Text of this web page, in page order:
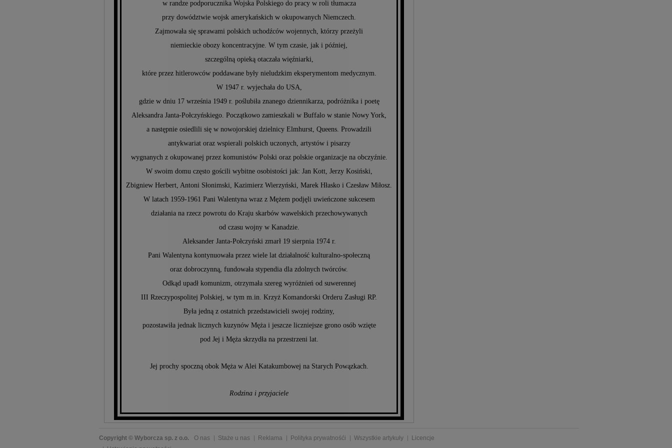
w randze podporucznika Wojska Polskiego do pracy w roli tłumacza
przy dowództwie wojsk amerykańskich w okupowanych Niemczech.
Zajmowała się sprawami polskich uchodźców wojennych, którzy przeżyli
niemieckie obozy koncentracyjne. W tym czasie, jak i później,
szczególną opieką otaczała więźniarki,
które przez hitlerowców poddawane były nieludzkim eksperymentom medycznym.
W 1947 r. wyjechała do USA,
gdzie w dniu 17 września 1949 r. poślubiła znanego dziennikarza, podróżnika i poetę
Aleksandra Janta-Połczyńskiego. Początkowo zamieszkali w Buffalo w stanie Nowy York,
a następnie osiedlili się w nowojorskiej dzielnicy Elmhurst, Queens. Prowadzili
antykwariat oraz wspierali polskich uczonych, artystów i pisarzy
wygnanych z okupowanej przez komunistów Polski oraz polskie organizacje na obczyźnie.
W swoim domu często gościli wybitne osobistości jak: Jan Kott, Jerzy Kosiński,
Zbigniew Herbert, Antoni Słonimski, Kazimierz Wierzyński, Marek Hłasko i Czesław Miłosz.
W latach 1959-1961 Pani Walentyna wraz z Mężem podjęli uwieńczone sukcesem
działania na rzecz powrotu do Kraju skarbów wawelskich przechowywanych
od czasu wojny w Kanadzie.
Aleksander Janta-Połczyński zmarł 19 sierpnia 1974 r.
Pani Walentyna kontynuowała przez wiele lat działalność kulturalno-społeczną
oraz dobroczynną, fundowała stypendia dla zdolnych twórców.
Odkąd upadł komunizm, otrzymała szereg wyróżnień od suwerennej
III Rzeczypospolitej Polskiej, w tym m.in. Krzyż Komandorski Orderu Zasługi RP.
Była jedną z ostatnich przedstawicieli swojej rodziny,
pozostawiła jednak licznych kuzynów Męża i jeszcze liczniejsze grono osób wzięte
pod Jej i Męża skrzydła na przestrzeni lat.
Jej prochy spoczną obok Męża w Alei Katakumbowej na Starych Powązkach.
Rodzina i przyjaciele
Copyright © Wyborcza sp. z o.o. O nas Staże u nas Reklama Polityka prywatnośći Wszystkie artykuły
Licencje